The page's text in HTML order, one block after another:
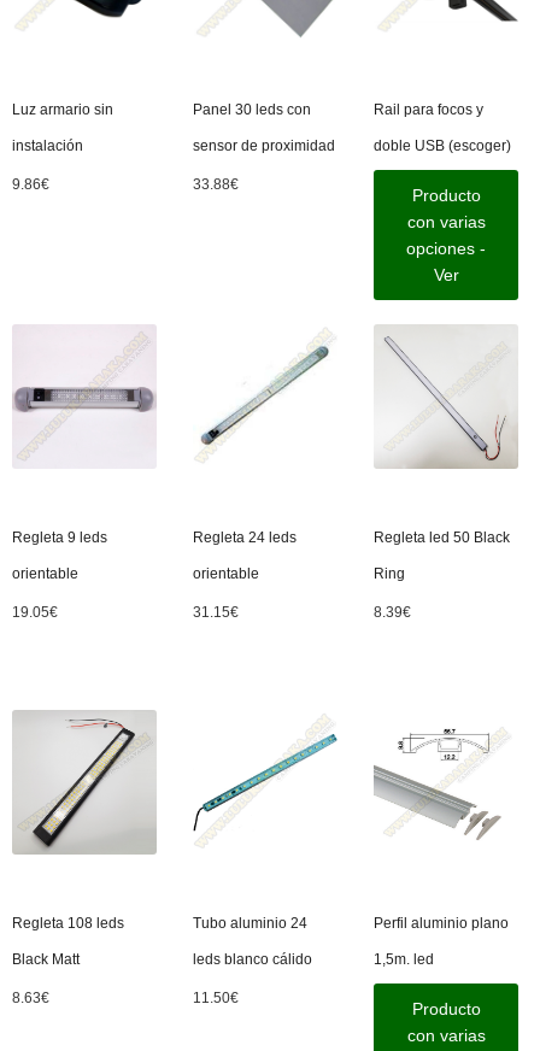
Luz armario sin
instalación
9.86€
Panel 30 leds con
sensor de proximidad
33.88€
Rail para focos y
doble USB (escoger)
Producto
con varias
opciones -
Ver
Regleta 9 leds
orientable
19.05€
Regleta 24 leds
orientable
31.15€
Regleta led 50 Black
Ring
8.39€
Regleta 108 leds
Black Matt
8.63€
Tubo aluminio 24
leds blanco cálido
11.50€
Perfil aluminio plano
1,5m. led
Producto
con varias